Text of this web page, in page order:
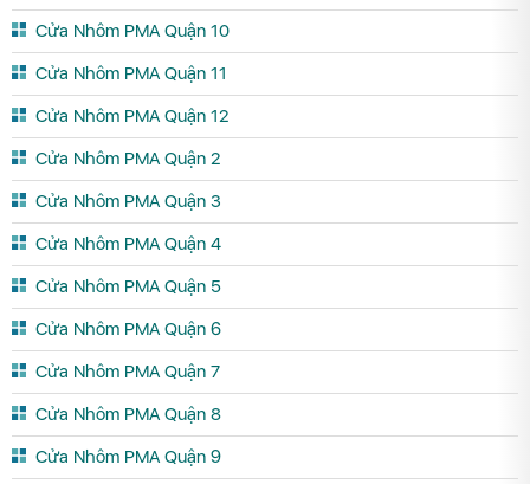
Cửa Nhôm PMA Quận 10
Cửa Nhôm PMA Quận 11
Cửa Nhôm PMA Quận 12
Cửa Nhôm PMA Quận 2
Cửa Nhôm PMA Quận 3
Cửa Nhôm PMA Quận 4
Cửa Nhôm PMA Quận 5
Cửa Nhôm PMA Quận 6
Cửa Nhôm PMA Quận 7
Cửa Nhôm PMA Quận 8
Cửa Nhôm PMA Quận 9